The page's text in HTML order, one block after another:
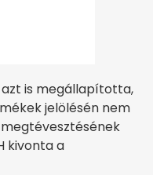
is megállapította,
jelölésén nem
kivonta a